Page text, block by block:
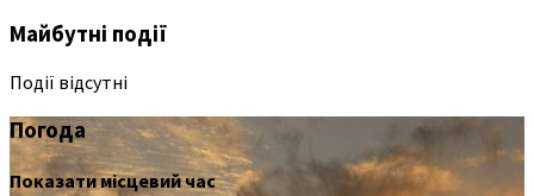
Майбутні події
Події відсутні
Погода
Показати місцевий час